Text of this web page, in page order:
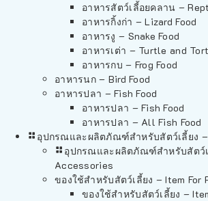
อาหารสัตว์เลี้อยคลาน –
อาหารกิ้งก่า – Lizard Food
อาหารงู – Snake Food
อาหารเต่า – Turtle and
อาหารกบ – Frog Food
อาหารนก – Bird Food
อาหารปลา – Fish Food
อาหารปลา – Fish Food
อาหารปลา – All Fish Food
อุปกรณและผลิตภัณฑ์สำหรับสัตว์เลี้ยง
อุปกรณและผลิตภัณฑ์สำหรับสัตว์
Accessories
ของใช้สำหรับสัตว์เลี้ยง – Item For
ของใช้สำหรับสัตว์เลี้ยง –